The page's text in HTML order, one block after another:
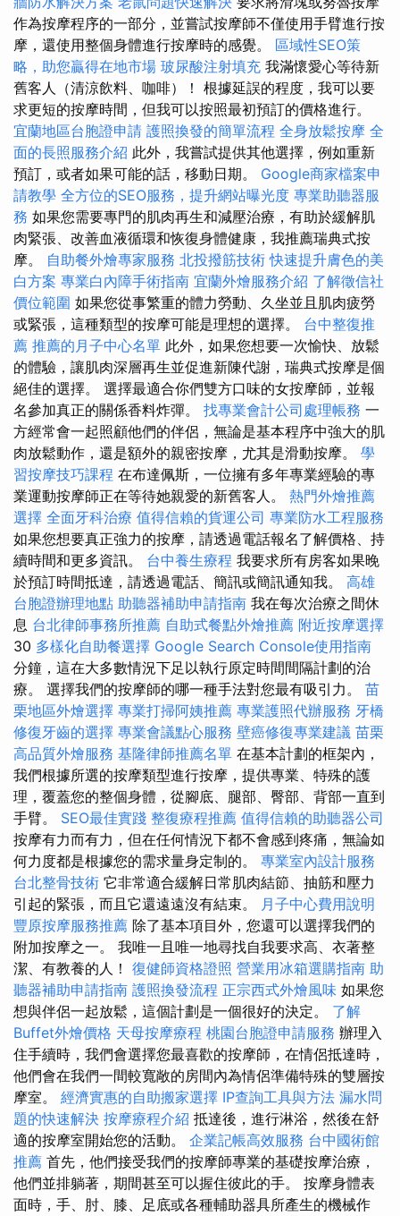
作為按摩程序的一部分，並嘗試按摩師不僅使用手臂進行按
摩，還使用整個身體進行按摩時的感覺。 區域性SEO策
略，助您贏得在地市場 玻尿酸注射填充 我滿懷愛心等待新
舊客人（清涼飲料、咖啡）！ 根據延誤的程度，我可以要
求更短的按摩時間，但我可以按照最初預訂的價格進行。
宜蘭地區台胞證申請 護照換發的簡單流程 全身放鬆按摩 全
面的長照服務介紹 此外，我嘗試提供其他選擇，例如重新
預訂，或者如果可能的話，移動日期。 Google商家檔案申
請教學 全方位的SEO服務，提升網站曝光度 專業助聽器服
務 如果您需要專門的肌肉再生和減壓治療，有助於緩解肌
肉緊張、改善血液循環和恢復身體健康，我推薦瑞典式按
摩。 自助餐外燴專家服務 北投撥筋技術 快速提升膚色的美
白方案 專業白內障手術指南 宜蘭外燴服務介紹 了解徵信社
價位範圍 如果您從事繁重的體力勞動、久坐並且肌肉疲勞
或緊張，這種類型的按摩可能是理想的選擇。 台中整復推
薦 推薦的月子中心名單 此外，如果您想要一次愉快、放鬆
的體驗，讓肌肉深層再生並促進新陳代謝，瑞典式按摩是個
絕佳的選擇。 選擇最適合你們雙方口味的女按摩師，並報
名參加真正的關係香料炸彈。 找專業會計公司處理帳務 一
方經常會一起照顧他們的伴侶，無論是基本程序中強大的肌
肉放鬆動作，還是額外的親密按摩，尤其是滑動按摩。 學
習按摩技巧課程 在布達佩斯，一位擁有多年專業經驗的專
業運動按摩師正在等待她親愛的新舊客人。 熱門外燴推薦
選擇 全面牙科治療 值得信賴的貨運公司 專業防水工程服務
如果您想要真正強力的按摩，請透過電話報名了解價格、持​​
續時間和更多資訊。 台中養生療程 我要求所有房客如果晚
於預訂時間抵達，請透過電話、簡訊或簡訊通知我。 高雄
台胞證辦理地點 助聽器補助申請指南 我在每次治療之間休
息 台北律師事務所推薦 自助式餐點外燴推薦 附近按摩選擇
30 多樣化自助餐選擇 Google Search Console使用指南
分鐘，這在大多數情況下足以執行原定時間間隔計劃的治
療。 選擇我們的按摩師的哪一種手法對您最有吸引力。 苗
栗地區外燴選擇 專業打掃阿姨推薦 專業護照代辦服務 牙橋
修復牙齒的選擇 專業會議點心服務 壁癌修復專業建議 苗栗
高品質外燴服務 基隆律師推薦名單 在基本計劃的框架內，
我們根據所選的按摩類型進行按摩，提供專業、特殊的護
理，覆蓋您的整個身體，從腳底、腿部、臀部、背部一直到
手臂。 SEO最佳實踐 整復療程推薦 值得信賴的助聽器公司
按摩有力而有力，但在任何情況下都不會感到疼痛，無論如
何力度都是根據您的需求量身定制的。 專業室內設計服務
台北整骨技術 它非常適合緩解日常肌肉結節、抽筋和壓力
引起的緊張，而且它還遠遠沒有結束。 月子中心費用說明
豐原按摩服務推薦 除了基本項目外，您還可以選擇我們的
附加按摩之一。 我唯一且唯一地尋找自我要求高、衣著整
潔、有教養的人！ 復健師資格證照 營業用冰箱選購指南 助
聽器補助申請指南 護照換發流程 正宗西式外燴風味 如果您
想與伴侶一起放鬆，這個計劃是一個很好的決定。 了解
Buffet外燴價格 天母按摩療程 桃園台胞證申請服務 辦理入
住手續時，我們會選擇您最喜歡的按摩師，在情侶抵達時，
他們會在我們一間較寬敞的房間內為情侶準備特殊的雙層按
摩室。 經濟實惠的自助搬家選擇 IP查詢工具與方法 漏水問
題的快速解決 按摩療程介紹 抵達後，進行淋浴，然後在舒
適的按摩室開始您的活動。 企業記帳高效服務 台中國術館
推薦 首先，他們接受我們的按摩師專業的基礎按摩治療，
他們並排躺著，期間甚至可以握住彼此的手。 按摩身體表
面時，手、肘、膝、足底或各種輔助器具所產生的機械作